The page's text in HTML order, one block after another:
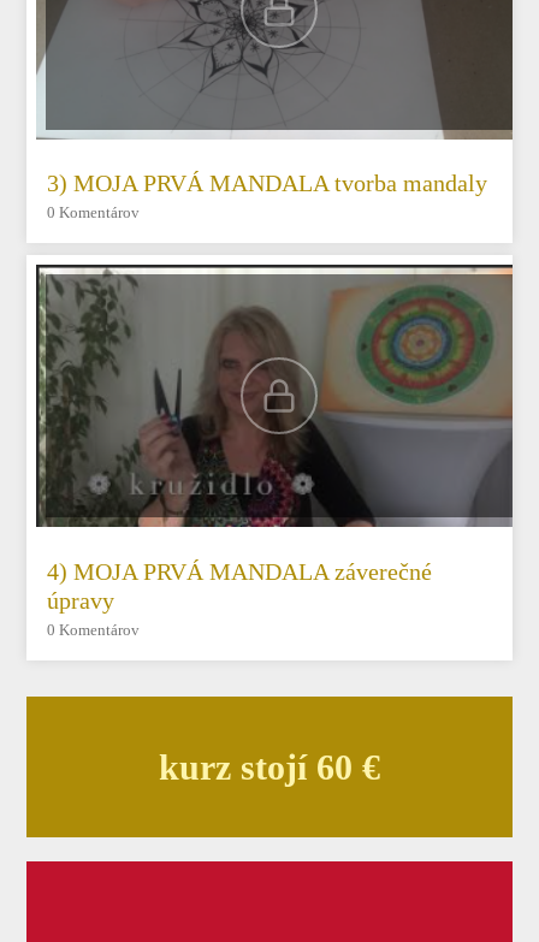
3) MOJA PRVÁ MANDALA tvorba mandaly
0 Komentárov
4) MOJA PRVÁ MANDALA záverečné
úpravy
0 Komentárov
kurz stojí 60 €